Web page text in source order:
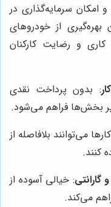
سرمایه‌گذاری در
از خودروهای
و رضایت کارکنان
: بدون پرداخت نقدی
بخش‌ها فراهم می‌شود.
می‌توانند بلافاصله از
کنند.
: خیالی آسوده از
می‌کند.